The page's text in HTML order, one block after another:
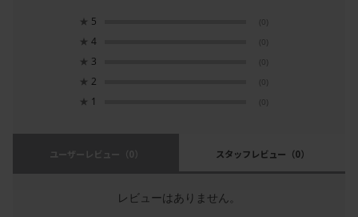
★ 5 (0)
★ 4 (0)
★ 3 (0)
★ 2 (0)
★ 1 (0)
ユーザーレビュー （0） スタッフレビュー （0）
レビューはありません。